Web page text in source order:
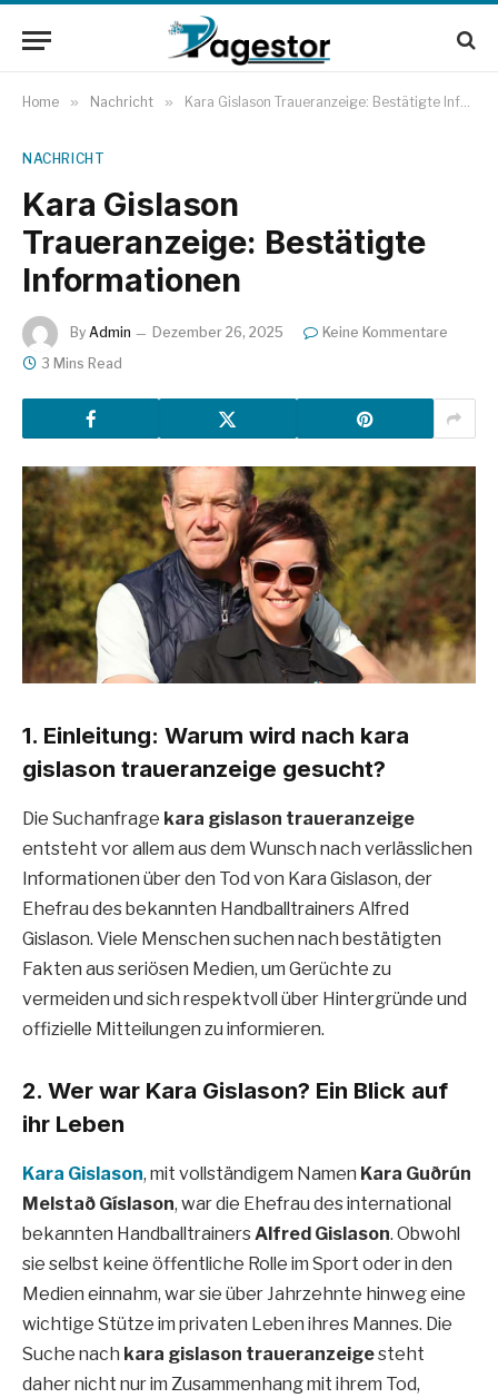
Home » Nachricht » Kara Gislason Traueranzeige: Bestätigte Informationen
NACHRICHT
Kara Gislason
Traueranzeige: Bestätigte
Informationen
By Admin Dezember 26, 2025
Keine Kommentare
3 Mins Read
1. Einleitung: Warum wird nach kara
gislason traueranzeige gesucht?
Die Suchanfrage kara gislason traueranzeige
entsteht vor allem aus dem Wunsch nach verlässlichen
Informationen über den Tod von Kara Gislason, der
Ehefrau des bekannten Handballtrainers Alfred
Gislason. Viele Menschen suchen nach bestätigten
Fakten aus seriösen Medien, um Gerüchte zu
vermeiden und sich respektvoll über Hintergründe und
offizielle Mitteilungen zu informieren.
2. Wer war Kara Gislason? Ein Blick auf
ihr Leben
Kara Gislason, mit vollständigem Namen Kara Guðrún
Melstað Gíslason, war die Ehefrau des international
bekannten Handballtrainers Alfred Gislason. Obwohl
sie selbst keine öffentliche Rolle im Sport oder in den
Medien einnahm, war sie über Jahrzehnte hinweg eine
wichtige Stütze im privaten Leben ihres Mannes. Die
Suche nach kara gislason traueranzeigesteht
daher nicht nur im Zusammenhang mit ihrem Tod,